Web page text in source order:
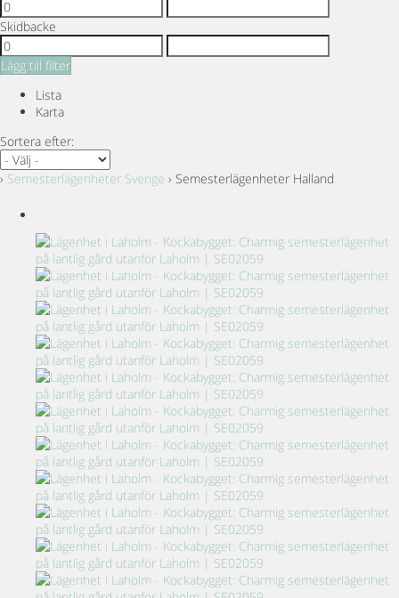
Skidbacke
Lägg till filter
Lista
Karta
Sortera efter:
› Semesterlägenheter Sverige › Semesterlägenheter Halland